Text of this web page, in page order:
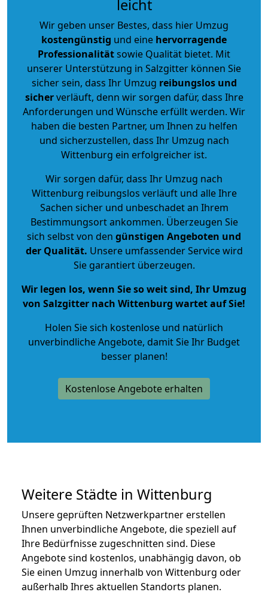
leicht
Wir geben unser Bestes, dass hier Umzug
kostengünstig und eine hervorragende
Professionalitätsowie Qualität bietet. Mit
unserer Unterstützung in Salzgitter können Sie
sicher sein, dass Ihr Umzug reibungslos und
sicherverläuft, denn wir sorgen dafür, dass Ihre
Anforderungen und Wünsche erfüllt werden. Wir
haben die besten Partner, um Ihnen zu helfen
und sicherzustellen, dass Ihr Umzug nach
Wittenburg ein erfolgreicher ist.
Wir sorgen dafür, dass Ihr Umzug nach
Wittenburg reibungslos verläuft und alle Ihre
Sachen sicher und unbeschadet an Ihrem
Bestimmungsort ankommen. Überzeugen Sie
sich selbst von den günstigen Angeboten und
der Qualität. Unsere umfassender Service wird
Sie garantiert überzeugen.
Wir legen los, wenn Sie so weit sind, Ihr Umzug
von Salzgitter nach Wittenburg wartet auf Sie!
Holen Sie sich kostenlose und natürlich
unverbindliche Angebote, damit Sie Ihr Budget
besser planen!
Kostenlose Angebote erhalten
Weitere Städte in Wittenburg
Unsere geprüften Netzwerkpartner erstellen
Ihnen unverbindliche Angebote, die speziell auf
Ihre Bedürfnisse zugeschnitten sind. Diese
Angebote sind kostenlos, unabhängig davon, ob
Sie einen Umzug innerhalb von Wittenburg oder
außerhalb Ihres aktuellen Standorts planen.